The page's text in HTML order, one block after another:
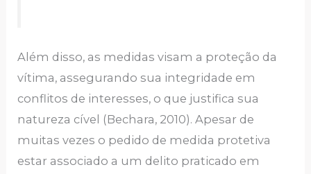
Além disso, as medidas visam a proteção da
vítima, assegurando sua integridade em
conflitos de interesses, o que justifica sua
natureza cível (Bechara, 2010). Apesar de
muitas vezes o pedido de medida protetiva
estar associado a um delito praticado em